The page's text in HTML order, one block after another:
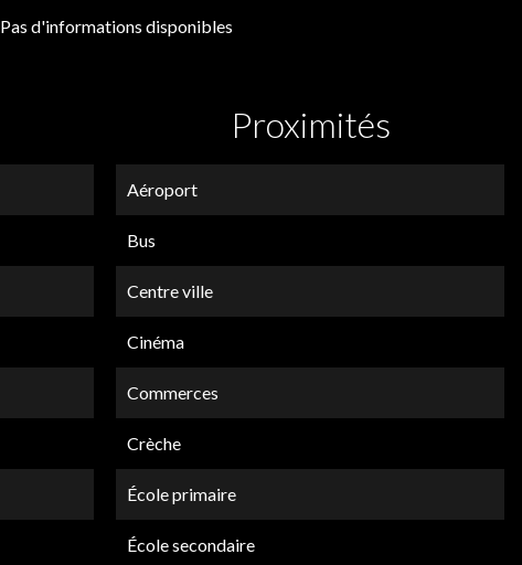
Pas d'informations disponibles
Proximités
Aéroport
Bus
Centre ville
Cinéma
Commerces
Crèche
École primaire
École secondaire